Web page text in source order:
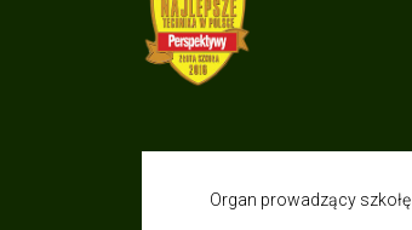
Organ prowadzący szkołę